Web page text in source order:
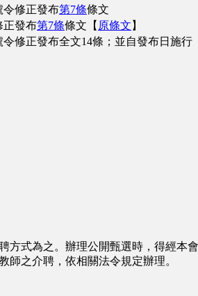
令修正發布第7條條文
正發布第7條條文【 原條文 】
修正發布全文14條；並自發布日施行
為之。辦理公開甄選時，得經本會
之介聘，依相關法令規定辦理。